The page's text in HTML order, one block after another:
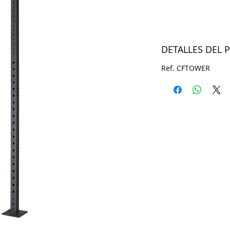
DETALLES DEL
Ref. CFTOWER